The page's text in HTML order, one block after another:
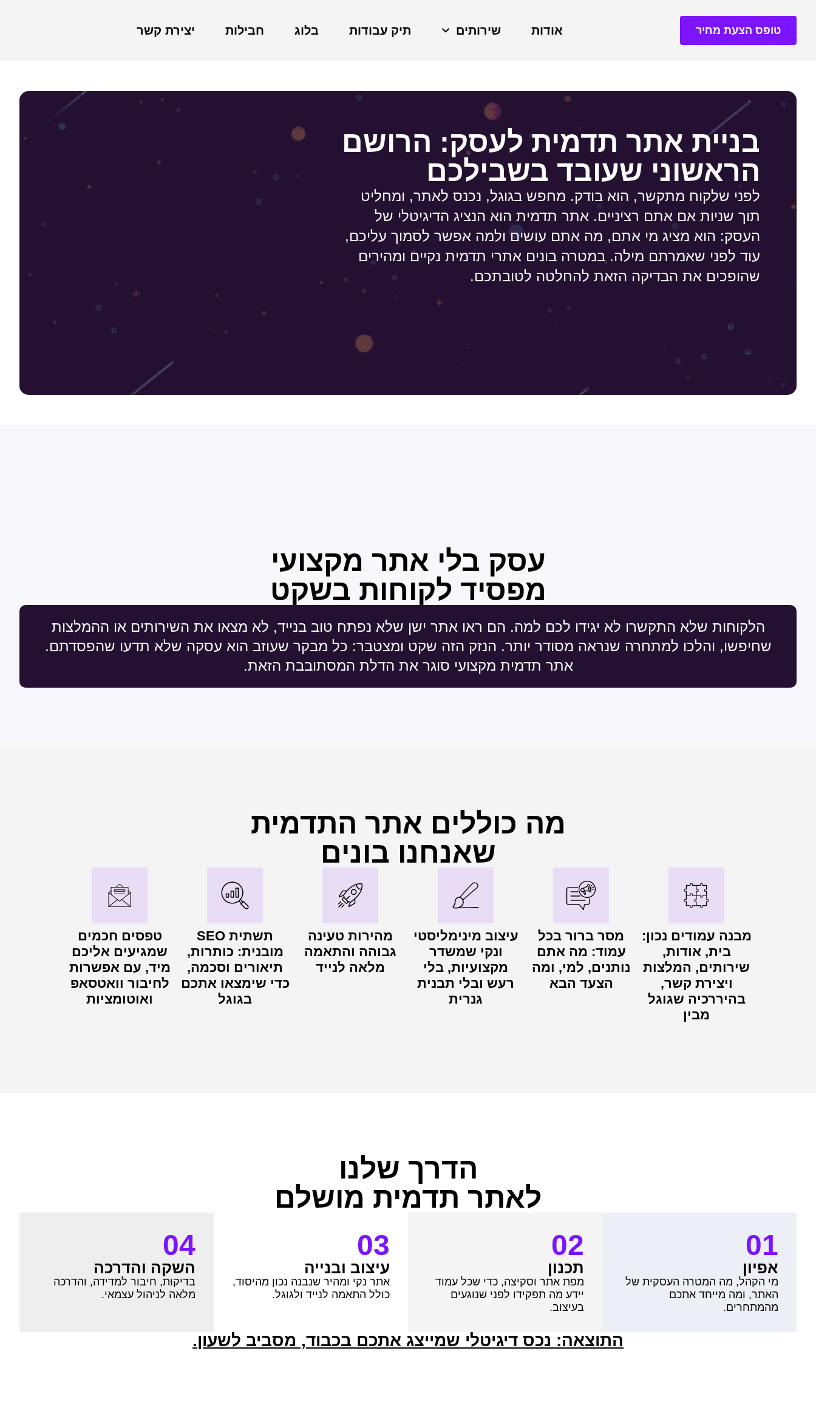
טופס הצעת מחיר אודות שירותים תיק עבודות בלוג חבילות יצירת קשר
בניית אתר תדמית לעסק: הרושם
הראשוני שעובד בשבילכם
לפני שלקוח מתקשר, הוא בודק. מחפש בגוגל, נכנס לאתר, ומחליט
תוך שניות אם אתם רציניים. אתר תדמית הוא הנציג הדיגיטלי של
העסק: הוא מציג מי אתם, מה אתם עושים ולמה אפשר לסמוך עליכם,
עוד לפני שאמרתם מילה. במטרה בונים אתרי תדמית נקיים ומהירים
שהופכים את הבדיקה הזאת להחלטה לטובתכם.
עסק בלי אתר מקצועי
מפסיד לקוחות בשקט
הלקוחות שלא התקשרו לא יגידו לכם למה. הם ראו אתר ישן שלא נפתח טוב בנייד, לא מצאו את השירותים או ההמלצות
שחיפשו, והלכו למתחרה שנראה מסודר יותר. הנזק הזה שקט ומצטבר: כל מבקר שעוזב הוא עסקה שלא תדעו שהפסדתם.
אתר תדמית מקצועי סוגר את הדלת המסתובבת הזאת.
מה כוללים אתר התדמית
שאנחנו בונים
מבנה עמודים נכון:
בית, אודות,
שירותים, המלצות
ויצירת קשר,
בהיררכיה שגוגל
מבין
מסר ברור בכל
עמוד: מה אתם
נותנים, למי, ומה
הצעד הבא
עיצוב מינימליסטי
ונקי שמשדר
מקצועיות, בלי
רעש ובלי תבנית
גנרית
מהירות טעינה
גבוהה והתאמה
מלאה לנייד
תשתית SEO
מובנית: כותרות,
תיאורים וסכמה,
כדי שימצאו אתכם
בגוגל
טפסים חכמים
שמגיעים אליכם
מיד, עם אפשרות
לחיבור וואטסאפ
ואוטומציות
הדרך שלנו
לאתר תדמית מושלם
01
אפיון
מי הקהל, מה המטרה העסקית של
האתר, ומה מייחד אתכם
מהמתחרים.
02
תכנון
מפת אתר וסקיצה, כדי שכל עמוד
יידע מה תפקידו לפני שנוגעים
בעיצוב.
03
עיצוב ובנייה
אתר נקי ומהיר שנבנה נכון מהיסוד,
כולל התאמה לנייד ולגוגל.
04
השקה והדרכה
בדיקות, חיבור למדידה, והדרכה
מלאה לניהול עצמאי.
התוצאה: נכס דיגיטלי שמייצג אתכם בכבוד, מסביב לשעון.